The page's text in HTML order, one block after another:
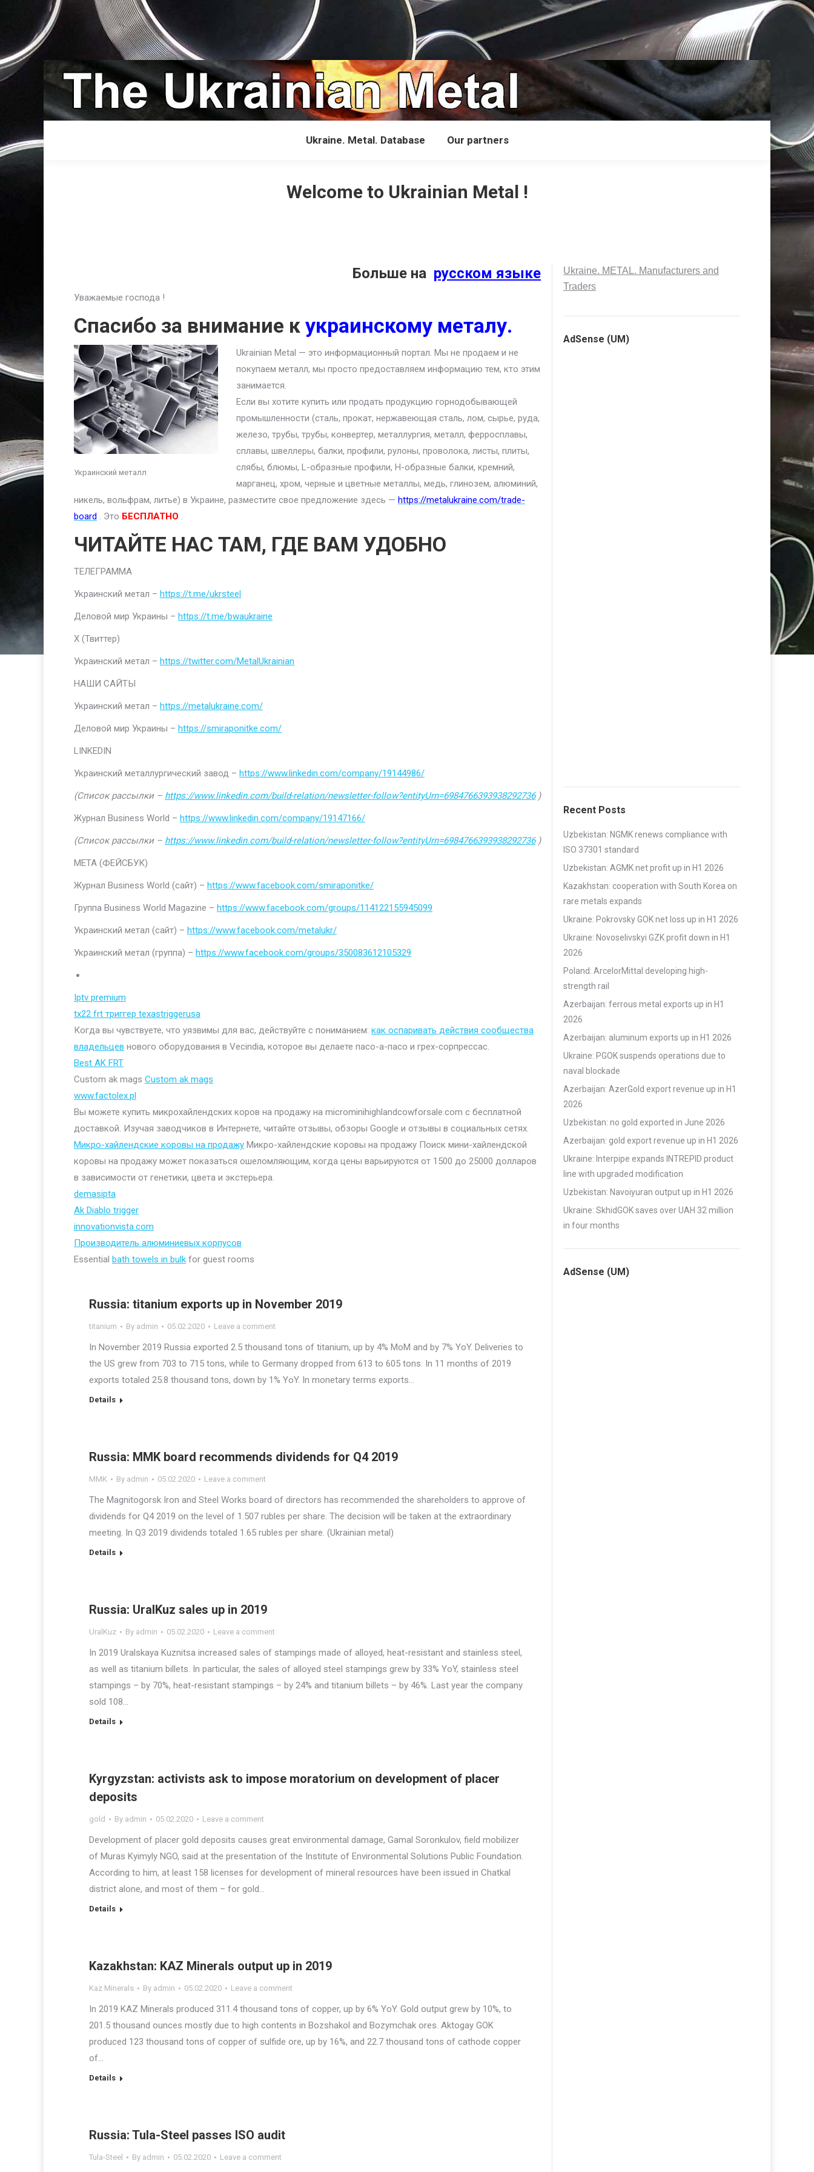
Ukraine. Metal. Database Our partners
Welcome to Ukrainian Metal !
Больше на русском языке
Уважаемые господа !
Спасибо за внимание к украинскому металу.
Украинский металл
Ukrainian Metal — это информационный портал. Мы не продаем и не
покупаем металл, мы просто предоставляем информацию тем, кто этим
занимается.
Если вы хотите купить или продать продукцию горнодобывающей
промышленности (сталь, прокат, нержавеющая сталь, лом, сырье, руда,
железо, трубы, трубы, конвертер, металлургия, металл, ферросплавы,
сплавы, швеллеры, балки, профили, рулоны, проволока, листы, плиты,
слябы, блюмы, L-образные профили, H-образные балки, кремний,
марганец, хром, черные и цветные металлы, медь, глинозем, алюминий,
никель, вольфрам, литье) в Украине, разместите свое предложение здесь — https://metalukraine.com/trade-
board . Это БЕСПЛАТНО .
ЧИТАЙТЕ НАС ТАМ, ГДЕ ВАМ УДОБНО
ТЕЛЕГРАММА
Украинский метал – https://t.me/ukrsteel
Деловой мир Украины – https://t.me/bwaukraine
Х (Твиттер)
Украинский метал – https://twitter.com/MetalUkrainian
НАШИ САЙТЫ
Украинский метал – https://metalukraine.com/
Деловой мир Украины – https://smiraponitke.com/
LINKEDIN
Украинский металлургический завод – https://www.linkedin.com/company/19144986/
(Список рассылки – https://www.linkedin.com/build-relation/newsletter-follow?entityUrn=6984766393938292736)
Журнал Business World – https://www.linkedin.com/company/19147166/
(Список рассылки – https://www.linkedin.com/build-relation/newsletter-follow?entityUrn=6984766393938292736)
МЕТА (ФЕЙСБУК)
Журнал Business World (сайт) – https://www.facebook.com/smiraponitke/
Группа Business World Magazine – https://www.facebook.com/groups/114122155945099
Украинский метал (сайт) – https://www.facebook.com/metalukr/
Украинский метал (группа) – https://www.facebook.com/groups/350083612105329
Iptv premium
tx22 frt триггер texastriggerusa
Когда вы чувствуете, что уязвимы для вас, действуйте с пониманием: как оспаривать действия сообщества
владельцев нового оборудования в Vecindia, которое вы делаете пасо-а-пасо и грех-сорпрессас.
Best AK FRT
Custom ak mags Custom ak mags
www.factolex.pl
Вы можете купить микрохайлендских коров на продажу на microminihighlandcowforsale.com с бесплатной
доставкой. Изучая заводчиков в Интернете, читайте отзывы, обзоры Google и отзывы в социальных сетях.
Микро-хайлендские коровы на продажу Микро-хайлендские коровы на продажу Поиск мини-хайлендской
коровы на продажу может показаться ошеломляющим, когда цены варьируются от 1500 до 25000 долларов
в зависимости от генетики, цвета и экстерьера.
demasipta
Ak Diablo trigger
innovationvista.com
Производитель алюминиевых корпусов
Essential bath towels in bulk for guest rooms
Russia: titanium exports up in November 2019
titanium By admin 05.02.2020 Leave a comment
In November 2019 Russia exported 2.5 thousand tons of titanium, up by 4% MoM and by 7% YoY. Deliveries to
the US grew from 703 to 715 tons, while to Germany dropped from 613 to 605 tons. In 11 months of 2019
exports totaled 25.8 thousand tons, down by 1% YoY. In monetary terms exports…
Details
Russia: MMK board recommends dividends for Q4 2019
MMK By admin 05.02.2020 Leave a comment
The Magnitogorsk Iron and Steel Works board of directors has recommended the shareholders to approve of
dividends for Q4 2019 on the level of 1.507 rubles per share. The decision will be taken at the extraordinary
meeting. In Q3 2019 dividends totaled 1.65 rubles per share. (Ukrainian metal)
Details
Russia: UralKuz sales up in 2019
UralKuz By admin 05.02.2020 Leave a comment
In 2019 Uralskaya Kuznitsa increased sales of stampings made of alloyed, heat-resistant and stainless steel,
as well as titanium billets. In particular, the sales of alloyed steel stampings grew by 33% YoY, stainless steel
stampings – by 70%, heat-resistant stampings – by 24% and titanium billets – by 46%. Last year the company
sold 108…
Details
Kyrgyzstan: activists ask to impose moratorium on development of placer
deposits
gold By admin 05.02.2020 Leave a comment
Development of placer gold deposits causes great environmental damage, Gamal Soronkulov, field mobilizer
of Muras Kyimyly NGO, said at the presentation of the Institute of Environmental Solutions Public Foundation.
According to him, at least 158 ​​licenses for development of mineral resources have been issued in Chatkal
district alone, and most of them – for gold…
Details
Kazakhstan: KAZ Minerals output up in 2019
Kaz Minerals By admin 05.02.2020 Leave a comment
In 2019 KAZ Minerals produced 311.4 thousand tons of copper, up by 6% YoY. Gold output grew by 10%, to
201.5 thousand ounces mostly due to high contents in Bozshakol and Bozymchak ores. Aktogay GOK
produced 123 thousand tons of copper of sulfide ore, up by 16%, and 22.7 thousand tons of cathode copper
of…
Details
Russia: Tula-Steel passes ISO audit
Tula-Steel By admin 05.02.2020 Leave a comment
Ukraine. METAL. Manufacturers and
Traders
AdSense (UM)
Recent Posts
Uzbekistan: NGMK renews compliance with
ISO 37301 standard
Uzbekistan: AGMK net profit up in H1 2026
Kazakhstan: cooperation with South Korea on
rare metals expands
Ukraine: Pokrovsky GOK net loss up in H1 2026
Ukraine: Novoselivskyi GZK profit down in H1
2026
Poland: ArcelorMittal developing high-
strength rail
Azerbaijan: ferrous metal exports up in H1
2026
Azerbaijan: aluminum exports up in H1 2026
Ukraine: PGOK suspends operations due to
naval blockade
Azerbaijan: AzerGold export revenue up in H1
2026
Uzbekistan: no gold exported in June 2026
Azerbaijan: gold export revenue up in H1 2026
Ukraine: Interpipe expands INTREPID product
line with upgraded modification
Uzbekistan: Navoiyuran output up in H1 2026
Ukraine: SkhidGOK saves over UAH 32 million
in four months
AdSense (UM)